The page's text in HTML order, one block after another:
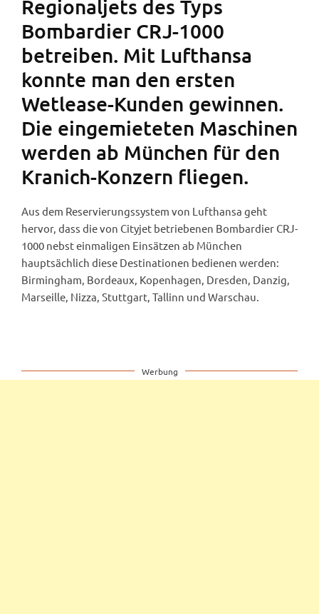
Regionaljets des Typs
Bombardier CRJ-1000
betreiben. Mit Lufthansa
konnte man den ersten
Wetlease-Kunden gewinnen.
Die eingemieteten Maschinen
werden ab München für den
Kranich-Konzern fliegen.
Aus dem Reservierungssystem von Lufthansa geht
hervor, dass die von Cityjet betriebenen Bombardier CRJ-
1000 nebst einmaligen Einsätzen ab München
hauptsächlich diese Destinationen bedienen werden:
Birmingham, Bordeaux, Kopenhagen, Dresden, Danzig,
Marseille, Nizza, Stuttgart, Tallinn und Warschau.
Werbung